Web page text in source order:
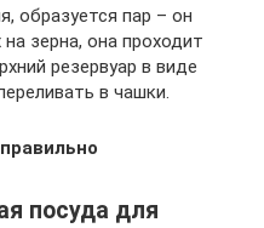
образуется пар – он
зерна, она проходит
резервуар в виде
в чашки.
посуда для